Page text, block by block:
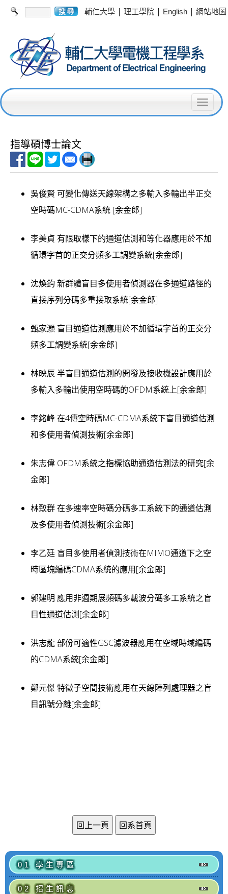
輔仁大學 | 理工學院 | English | 網站地圖
T
l
e
v
a
o
指導碩博士論文
吳俊賢 可變化傳送天線架構之多輸入多輸出半正交
空時碼MC-CDMA系統 [余金郎]
李美貞 有限取樣下的通道估測和等化器應用於不加
循環字首的正交分頻多工調變系統[余金郎]
沈煥鈞 新群體盲目多使用者偵測器在多通道路徑的
直接序列分碼多重接取系統[余金郎]
甄家灝 盲目通道估測應用於不加循環字首的正交分
頻多工調變系統[余金郎]
林映辰 半盲目通道估測的開發及接收機設計應用於
多輸入多輸出使用空時碼的OFDM系統上[余金郎]
李銘峰 在4傳空時碼MC-CDMA系統下盲目通道估測
和多使用者偵測技術[余金郎]
朱志偉 OFDM系統之指標協助通道估測法的研究[余
金郎]
林致群 在多速率空時碼分碼多工系統下的通道估測
及多使用者偵測技術[余金郎]
李乙廷 盲目多使用者偵測技術在MIMO通道下之空
時區塊編碼CDMA系統的應用[余金郎]
郭建明 應用非週期展頻碼多載波分碼多工系統之盲
目性通道估測[余金郎]
洪志龍 部份可適性GSC濾波器應用在空域時域編碼
的CDMA系統[余金郎]
鄭元傑 特徵子空間技術應用在天線陣列處理器之盲
目訊號分離[余金郎]
01 學生專區
02 招生訊息